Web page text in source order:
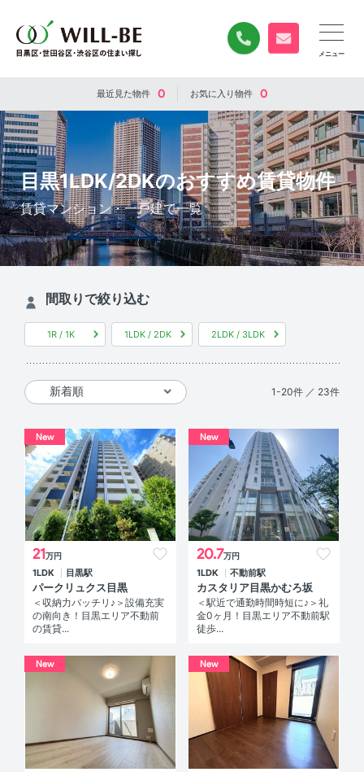
0120-840-834
無料お問い合
最近見た物件 0 お気に入り物件 0
目黒1LDK/2DKのおすすめ賃貸物件
賃貸マンション・一戸建て一覧
間取りで絞り込む
1R / 1K 1LDK / 2DK 2LDK / 3LDK
1-20件 ／ 23件
New
21万円
1LDK 目黒駅
パークリュクス目黒
＜収納力バッチリ♪＞設備充実
の南向き！目黒エリア不動前
の賃貸...
New
20.7万円
1LDK 不動前駅
カスタリア目黒かむろ坂
＜駅近で通勤時間時短に♪＞礼
金0ヶ月！目黒エリア不動前駅
徒歩...
New New